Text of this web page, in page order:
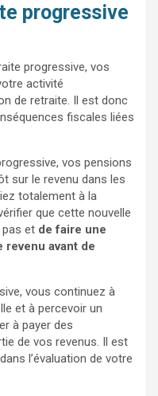
progressive
progressive, vos
activité
de retraite. Il est donc
fiscales liées
vos pensions
sur le revenu dans les
totalement à la
que cette nouvelle
et de faire une
revenu avant de
vous continuez à
et à percevoir un
à payer des
de vos revenus. Il est
l’évaluation de votre